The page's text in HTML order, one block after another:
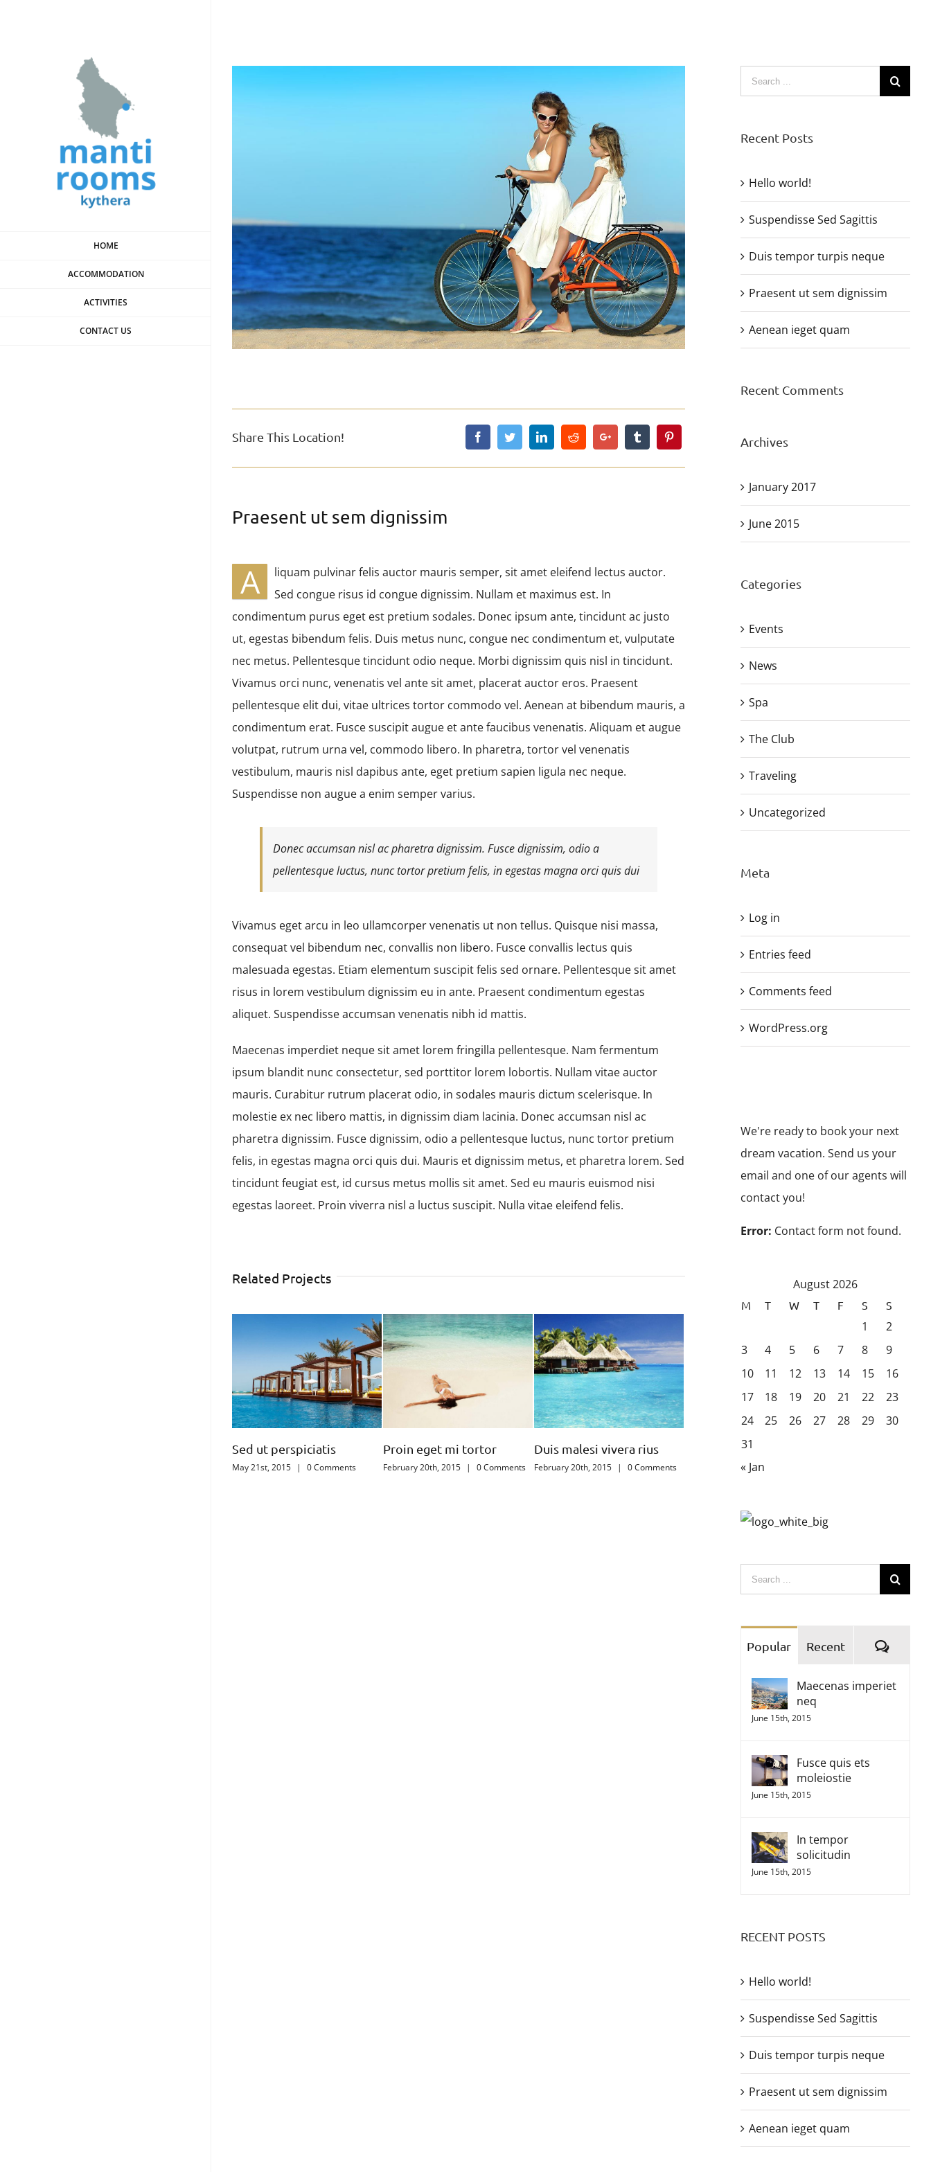
HOME
ACCOMMODATION
ACTIVITIES
CONTACT US
Share This Location!
Praesent ut sem dignissim
A
liquam pulvinar felis auctor mauris semper, sit amet eleifend lectus auctor.
Sed congue risus id congue dignissim. Nullam et maximus est. In
condimentum purus eget est pretium sodales. Donec ipsum ante, tincidunt ac justo
ut, egestas bibendum felis. Duis metus nunc, congue nec condimentum et, vulputate
nec metus. Pellentesque tincidunt odio neque. Morbi dignissim quis nisl in tincidunt.
Vivamus orci nunc, venenatis vel ante sit amet, placerat auctor eros. Praesent
pellentesque elit dui, vitae ultrices tortor commodo vel. Aenean at bibendum mauris, a
condimentum erat. Fusce suscipit augue et ante faucibus venenatis. Aliquam et augue
volutpat, rutrum urna vel, commodo libero. In pharetra, tortor vel venenatis
vestibulum, mauris nisl dapibus ante, eget pretium sapien ligula nec neque.
Suspendisse non augue a enim semper varius.
Donec accumsan nisl ac pharetra dignissim. Fusce dignissim, odio a
pellentesque luctus, nunc tortor pretium felis, in egestas magna orci quis dui
Vivamus eget arcu in leo ullamcorper venenatis ut non tellus. Quisque nisi massa,
consequat vel bibendum nec, convallis non libero. Fusce convallis lectus quis
malesuada egestas. Etiam elementum suscipit felis sed ornare. Pellentesque sit amet
risus in lorem vestibulum dignissim eu in ante. Praesent condimentum egestas
aliquet. Suspendisse accumsan venenatis nibh id mattis.
Maecenas imperdiet neque sit amet lorem fringilla pellentesque. Nam fermentum
ipsum blandit nunc consectetur, sed porttitor lorem lobortis. Nullam vitae auctor
mauris. Curabitur rutrum placerat odio, in sodales mauris dictum scelerisque. In
molestie ex nec libero mattis, in dignissim diam lacinia. Donec accumsan nisl ac
pharetra dignissim. Fusce dignissim, odio a pellentesque luctus, nunc tortor pretium
felis, in egestas magna orci quis dui. Mauris et dignissim metus, et pharetra lorem. Sed
tincidunt feugiat est, id cursus metus mollis sit amet. Sed eu mauris euismod nisi
egestas laoreet. Proin viverra nisl a luctus suscipit. Nulla vitae eleifend felis.
Related Projects
Proin eget mi tortor
February 20th, 2015 | 0 Comments
Duis malesi vivera rius
February 20th, 2015 | 0 Comments
Ut consequat augue odio
February 20th, 2015 | 0 Comments
Nullam non augue eget
February 20th, 2015
Search
for:
Recent Posts
Hello world!
Suspendisse Sed Sagittis
Duis tempor turpis neque
Praesent ut sem dignissim
Aenean ieget quam
Recent Comments
Archives
January 2017
June 2015
Categories
Events
News
Spa
The Club
Traveling
Uncategorized
Meta
Log in
Entries feed
Comments feed
WordPress.org
We're ready to book your next
dream vacation. Send us your
email and one of our agents will
contact you!
Error: Contact form not found.
August 2026
M T W T F S S
1
2
3
4 5 6 7 8
9
10
11 12 13 14 15
16
17
18 19 20 21 22
23
24
25 26 27 28 29
30
31
« Jan
Search
for:
Popular Recent
Maecenas imperiet
neq
June 15th, 2015
Fusce quis ets
moleiostie
June 15th, 2015
In tempor
solicitudin
June 15th, 2015
RECENT POSTS
Hello world!
Suspendisse Sed Sagittis
Duis tempor turpis neque
Praesent ut sem dignissim
Aenean ieget quam